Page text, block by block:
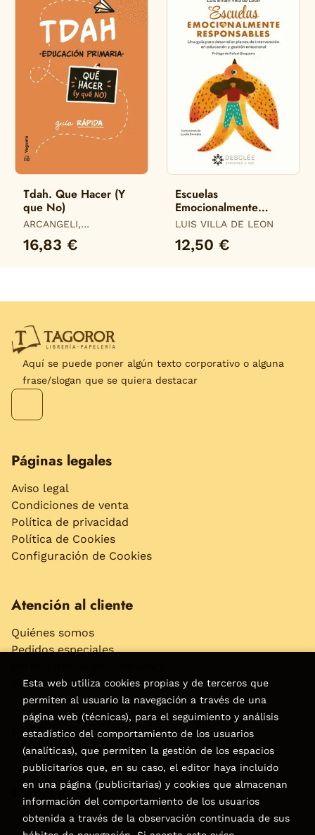
Tdah. Que Hacer (Y
que No)
ARCANGELI,
16,83 €
Escuelas
Emocionalmente
Responsables. Una
Planes de Interv
LUIS VILLA DE LEON
12,50 €
Aquí se puede poner algún texto corporativo o alguna
frase/slogan que se quiera destacar
Páginas legales
Aviso legal
Condiciones de venta
Política de privacidad
Política de Cookies
Configuración de Cookies
Atención al cliente
Quiénes somos
Pedidos especiales
Accesibilidad
Puede interesarte
Contacto
C/Virgen de la Peña, 15
Esta web utiliza cookies propias y de terceros que
permiten al usuario la navegación a través de una
página web (técnicas), para el seguimiento y análisis
estadístico del comportamiento de los usuarios
(analíticas), que permiten la gestión de los espacios
publicitarios que, en su caso, el editor haya incluido
en una página (publicitarias) y cookies que almacenan
información del comportamiento de los usuarios
obtenida a través de la observación continuada de sus